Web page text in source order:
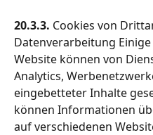
20.3.3. Cookies von
Datenverarbeitung
Website können von
Analytics,
eingebetteter Inhalte
können Informationen
auf verschiedenen